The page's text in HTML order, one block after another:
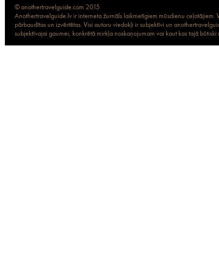
© anothertravelguide.com 2015
Anothertravelguide.lv ir interneta žurnāls laikmetīgiem mūsdienu
pārbaudītas un izvērtētas. Visi autoru viedokļi ir subjektīvi un
subjektīvajai gaumei, konkrētā mirkļa noskaņojumam vai kaut kas tajā